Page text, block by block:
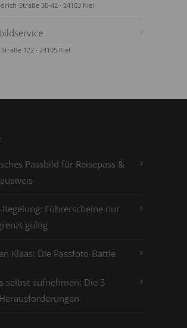
Straße 30-42 · 24103 Kiel
122 · 24105 Kiel
Passbild für Reisepass &
Regelung: Führerscheine nur
gültig
Klaas: Die Passfoto-Battle
selbst aufnehmen: Die 3